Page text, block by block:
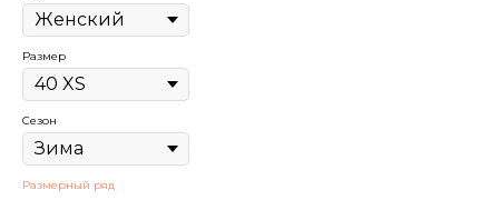
Размер
Сезон
Размерный ряд